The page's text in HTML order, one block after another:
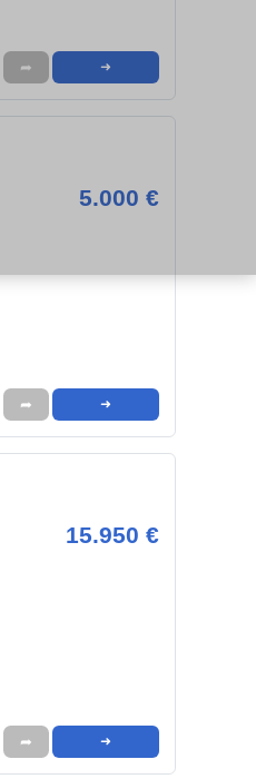
➦ ➜
5.000 €
➦ ➜
15.950 €
➦ ➜